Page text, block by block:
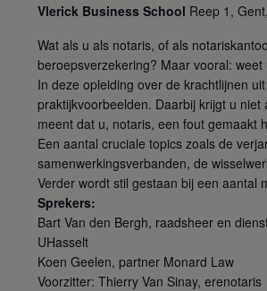
e
e
n
d
t
u
m
.
Vlerick Business School Reep 1,
Wat als u als notaris, of als
beroepsverzekering? Maar vooral: weet
In deze opleiding over de krachtlijnen
praktijkvoorbeelden. Daarbij krijgt u niet
meent dat u, notaris, een fout gemaakt
Een aantal cruciale topics zoals de
samenwerkingsverbanden, de
Verder wordt stil gestaan bij een aantal
Sprekers:
Bart Van den Bergh, raadsheer en
UHasselt
Koen Geelen, partner Monard Law
Voorzitter: Thierry Van Sinay, erenotaris